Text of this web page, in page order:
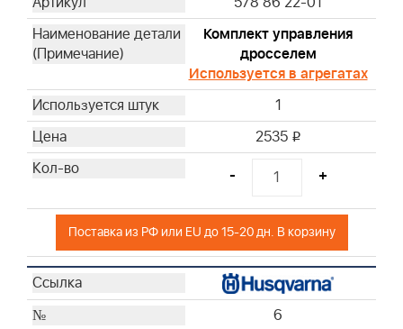
Комплект управления
дросселем
Используется в агрегатах
1
2535 i
- +
Поставка из РФ или EU до 15-20 дн. В корзину
6